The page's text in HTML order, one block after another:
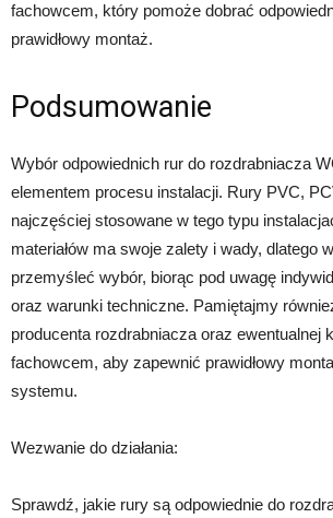
fachowcem, który pomoże dobrać
prawidłowy montaż.
Podsumowanie
Wybór odpowiednich rur do rozdrabniacza
elementem procesu instalacji. Rury PVC,
najczęściej stosowane w tego typu
materiałów ma swoje zalety i wady, dlatego
przemyśleć wybór, biorąc pod uwagę
oraz warunki techniczne. Pamiętajmy
producenta rozdrabniacza oraz ewentualnej
fachowcem, aby zapewnić prawidłowy
systemu.
Wezwanie do działania:
Sprawdź, jakie rury są odpowiednie do